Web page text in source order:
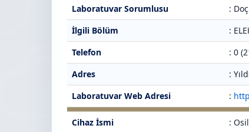
Laboratuvar Sorumlusu
:
İlgili Bölüm
:
Telefon
: 0
Adres
:
Laboratuvar Web Adresi
:
Cihaz İsmi
: